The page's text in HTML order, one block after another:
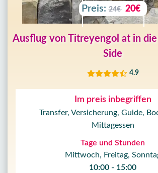
Preis: 24€ 20€
Ausflug von Titreyengol at in
Side
4.9
Im preis inbegriffen
Transfer, Versicherung, Guide,
Mittagessen
Tage und Stunden
Mittwoch, Freitag,
10:00 - 15:00